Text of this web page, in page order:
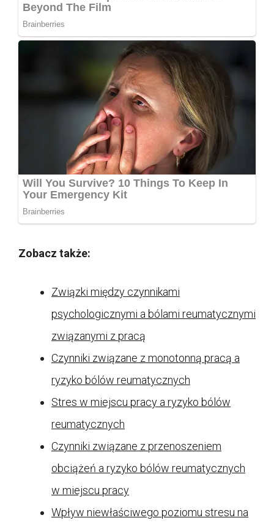
Zobacz także:
Związki między czynnikami
psychologicznymi a bólami reumatycznymi
związanymi z pracą
Czynniki związane z monotonną pracą a
ryzyko bólów reumatycznych
Stres w miejscu pracy a ryzyko bólów
reumatycznych
Czynniki związane z przenoszeniem
obciążeń a ryzyko bólów reumatycznych
w miejscu pracy
Wpływ niewłaściwego poziomu stresu na